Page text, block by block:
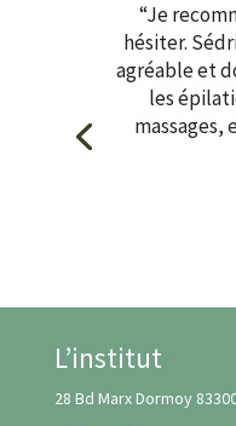
“Je
hésiter.
agréable et
les
massages,
L’institut
28 Bd Marx Dormoy